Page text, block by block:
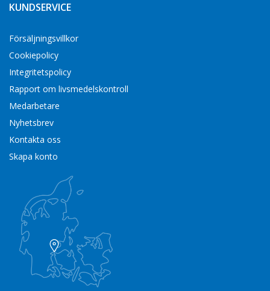
KUNDSERVICE
Försäljningsvillkor
Cookiepolicy
Integritetspolicy
Rapport om livsmedelskontroll
Medarbetare
Nyhetsbrev
Kontakta oss
Skapa konto